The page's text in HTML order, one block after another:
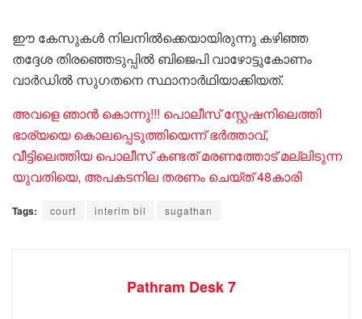
ഈ കേസുകൾ നിലനിൽക്കെയായിരുന്നു കഴിഞ്ഞ
തദ്ദേശ തിരഞ്ഞെടുപ്പിൽ ബിജെപി വാഴോട്ടുകോണം
വാർഡിൽ സുഗതനെ സ്ഥാനാർഥിയാക്കിയത്.
അവളെ ഞാന്‍ കൊന്നു!!! പൊലീസ് സ്റ്റേഷനിലെത്തി
ഭാര്യയെ കൊലപ്പെടുത്തിയെന്ന് ഭര്‍ത്താവ്,
വീട്ടിലെത്തിയ പൊലീസ് കണ്ടത് മരണത്തോട് മല്ലിടുന്ന
യുവതിയെ, അപകടനില തരണം ചെയ്ത് 48കാരി
Tags: court interim bil sugathan
Pathram Desk 7